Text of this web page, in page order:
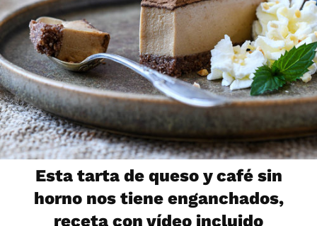
Esta tarta de queso y café sin
horno nos tiene enganchados,
receta con vídeo incluido